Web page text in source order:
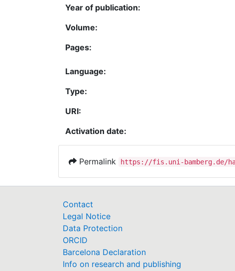
Year of publication:
Volume:
Pages:
Language:
Type:
URI:
Activation date:
Permalink https://fis.uni-bamberg.de/
Contact
Legal Notice
Data Protection
ORCID
Barcelona Declaration
Info on research and publishing